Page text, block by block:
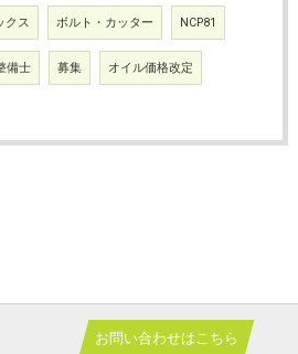
クス ボルト・カッター NCP81
備士 募集 オイル価格改定
お問い合わせはこちら